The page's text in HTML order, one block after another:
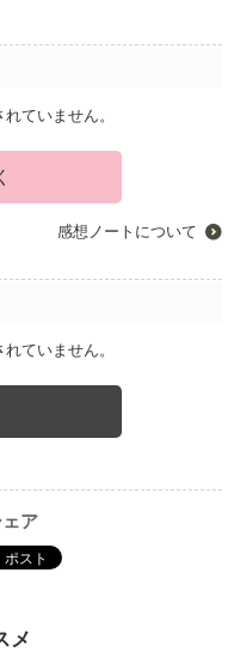
ていません。
感想ノートについて
ていません。
ア
メ